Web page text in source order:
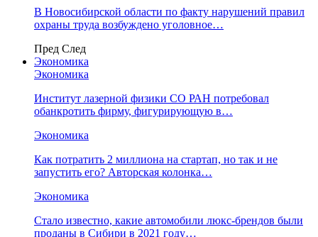
В Новосибирской области по факту нарушений правил
охраны труда возбуждено уголовное…
Пред След
Экономика
Экономика
Институт лазерной физики СО РАН потребовал
обанкротить фирму, фигурирующую в…
Экономика
Как потратить 2 миллиона на стартап, но так и не
запустить его? Авторская колонка…
Экономика
Стало известно, какие автомобили люкс-брендов были
проданы в Сибири в 2021 году…